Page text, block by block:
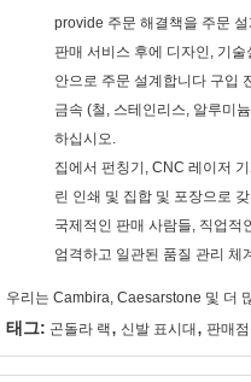
provide 주문 해결책을 주문
판매 서비스 후에 디자인, 기
안으로 주문 설계합니다 구입
금속 (철, 스테인리스, 알루미
하십시오.
집에서 펀칭기, CNC 레이저
린 인쇄 및 집합 및 포장으로
국제적인 판매 사람들, 직업적
엄격하고 일관된 품질 관리 체계
우리는 Cambira, Caesarstone 및 더
태그: 곤돌라 랙, 신발 표시대 , 판매